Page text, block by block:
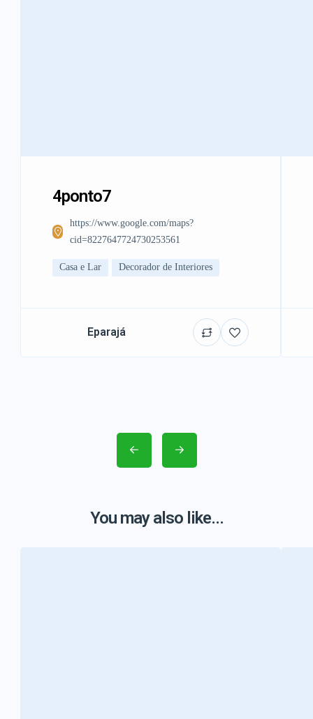
4ponto7
https://www.google.com/maps?
cid=8227647724730253561
Casa e Lar Decorador de Interiores
Eparajá
You may also like...